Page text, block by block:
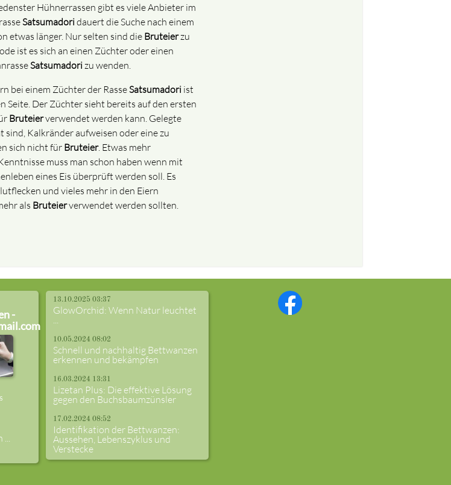
Hühnerrassen gibt es viele Anbieter im
Satsumadoridauert die Suche nach einem
etwas länger. Nur selten sind die Bruteierzu
ist es sich an einen Züchter oder einen
Satsumadorizu wenden.
bei einem Züchter der RasseSatsumadoriist
Seite. Der Züchter sieht bereits auf den ersten
Bruteierverwendet werden kann. Gelegte
sind, Kalkränder aufweisen oder eine zu
sich nicht fürBruteier. Etwas mehr
muss man schon haben wenn mit
eines Eis überprüft werden soll. Es
und vieles mehr in den Eiern
als Bruteierverwendet werden sollten.
-
...
13.10.2025 03:37
GlowOrchid: Wenn Natur leuchtet
...
10.05.2024 08:02
Schnell und nachhaltig Bettwanzen
erkennen und bekämpfen
16.03.2024 13:31
Lizetan Plus: Die effektive Lösung
gegen den Buchsbaumzünsler
17.02.2024 08:52
Identifikation der Bettwanzen:
Aussehen, Lebenszyklus und
Verstecke